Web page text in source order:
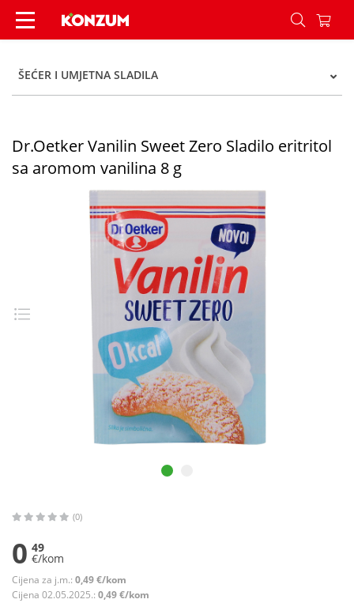
Vanilin šećer bš 8g Dr Oetker - Konzum
ŠEĆER I UMJETNA SLADILA
Dr.Oetker Vanilin Sweet Zero Sladilo eritritol
sa aromom vanilina 8 g
(0)
0 49
€/kom
Cijena za j.m.: 0,49 €/kom
Cijena 02.05.2025.: 0,49 €/kom